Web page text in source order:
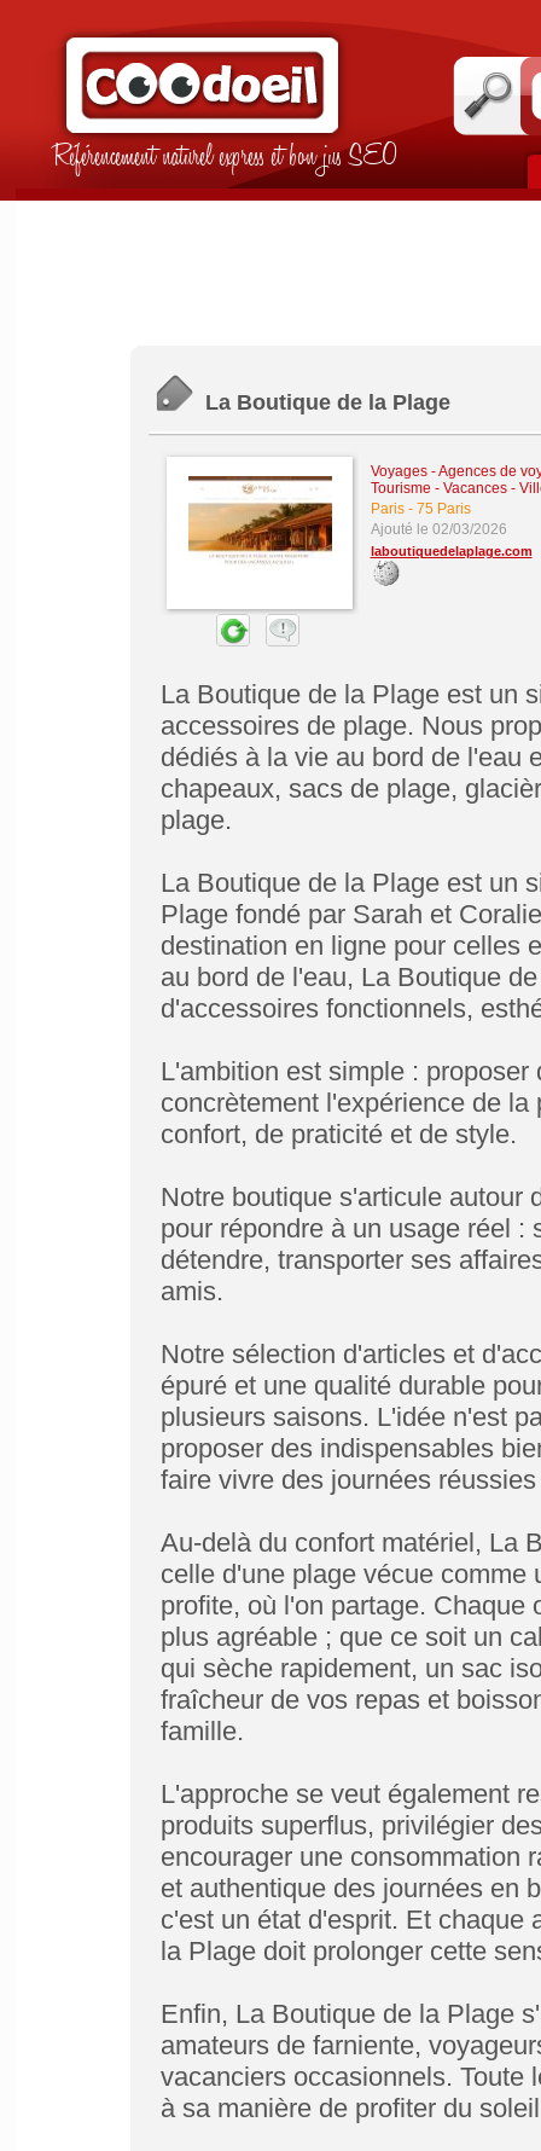
Référencement naturel express et bon jus SEO
La Boutique de la Plage
Voyages - Agences de
Tourisme - Vacances -
Paris- 75 Paris
Ajouté le 02/03/2026
laboutiquedelaplage.com
La Boutique de la Plage est un
accessoires de plage. Nous
dédiés à la vie au bord de l'eau
chapeaux, sacs de plage,
plage.
La Boutique de la Plage est un
Plage fondé par Sarah et
destination en ligne pour celles
au bord de l'eau, La Boutique
d'accessoires fonctionnels,
L'ambition est simple :
concrètement l'expérience de
confort, de praticité et de style.
Notre boutique s'articule autour
pour répondre à un usage réel :
détendre, transporter ses
amis.
Notre sélection d'articles et
épuré et une qualité durable
plusieurs saisons. L'idée n'est
proposer des indispensables
faire vivre des journées
Au-delà du confort matériel, La
celle d'une plage vécue comme
profite, où l'on partage. Chaque
plus agréable ; que ce soit un
qui sèche rapidement, un sac
fraîcheur de vos repas et
famille.
L'approche se veut également
produits superflus, privilégier
encourager une consommation
et authentique des journées en
c'est un état d'esprit. Et chaque
la Plage doit prolonger cette
Enfin, La Boutique de la Plage
amateurs de farniente,
vacanciers occasionnels. Toute
à sa manière de profiter du